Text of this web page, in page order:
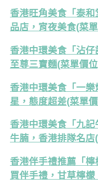
香港旺角美食「泰
品店，宵夜美食(菜
香港中環美食「沾
至尊三寶麵(菜單價
香港中環美食「一
星，態度超差(菜單
香港中環美食「九
牛腩，香港排隊名店
香港伴手禮推薦「
買伴手禮，甘草檸檬